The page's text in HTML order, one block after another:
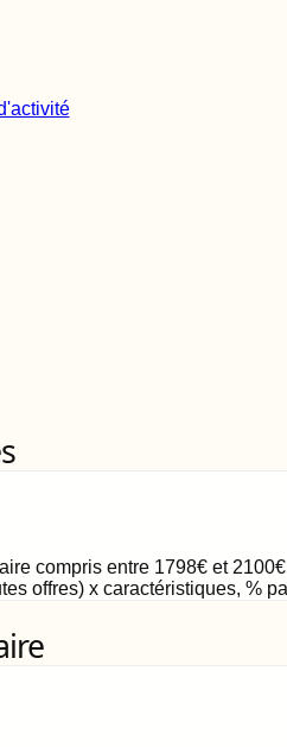
compris entre 1798€et 2100€
offres) x caractéristiques, %